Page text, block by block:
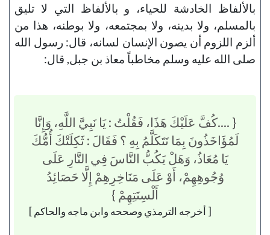
بالألفاظ الخادشة للحياء، و بالألفاظ التي لا تليق
بالمسلم، ولا بدينه، ولا بمجتمعه، ولا بوطنه، هذا من
ألزم اللزوم أن يصون الإنسان لسانه، قال: رسول الله
صلى الله عليه وسلم مخاطباً معاذ بن جبل, قال:
{ ....كُفَّ عَلَيْكَ هَذَا، فَقُلْتُ : يَا نَبِيَّ اللَّهِ، وَإِنَّا
لَمُؤَاخَذُونَ بِمَا نَتَكَلَّمُ بِهِ ؟ فَقَالَ : ثَكِلَتْكَ أُمُّكَ
يَا مُعَاذُ، وَهَلْ يَكُبُّ النَّاسَ فِي النَّارِ عَلَى
وُجُوهِهِمْ، أَوْ عَلَى مَنَاخِرِهِمْ إِلَّا حَصَائِدُ
أَلْسِنَتِهِمْ }
[ أخرجه الترمذي وصححه وابن ماجه والحاكم ]